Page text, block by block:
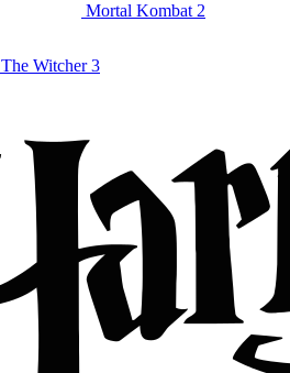
Mortal Kombat 2
The Witcher 3